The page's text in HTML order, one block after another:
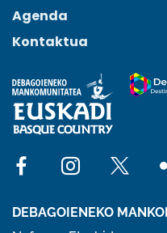
Agenda
Kontaktua
Social network
Social
DEBAGOIENEKO